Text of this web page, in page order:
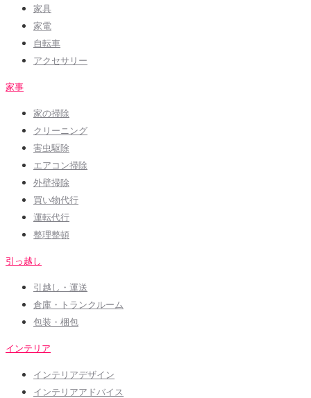
家具
家電
自転車
アクセサリー
家事
家の掃除
クリーニング
害虫駆除
エアコン掃除
外壁掃除
買い物代行
運転代行
整理整頓
引っ越し
引越し・運送
倉庫・トランクルーム
包装・梱包
インテリア
インテリアデザイン
インテリアアドバイス